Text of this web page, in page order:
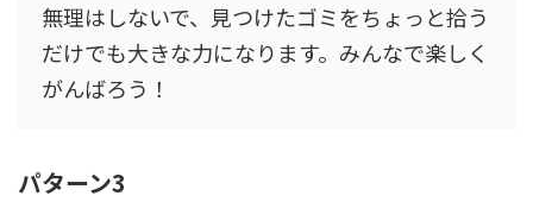
無理はしないで、見つけたゴミをちょっと拾う
だけでも大きな力になります。みんなで楽しく
がんばろう！
パターン3